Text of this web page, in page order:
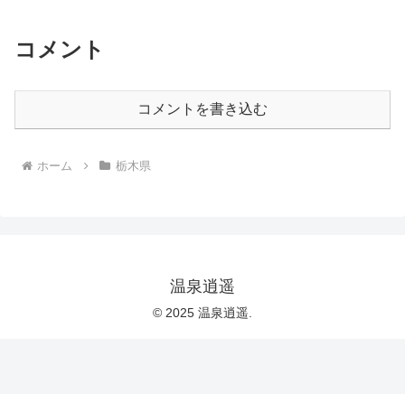
コメント
コメントを書き込む
ホーム 栃木県
温泉逍遥
© 2025 温泉逍遥.